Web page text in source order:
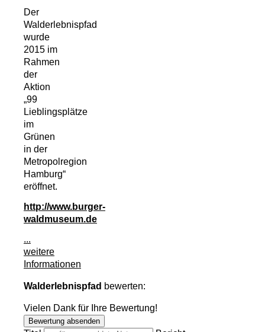
Der
Walderlebnispfad
wurde
2015 im
Rahmen
der
Aktion
„99
Lieblingsplätze
im
Grünen
in der
Metropolregion
Hamburg“
eröffnet.
http://www.burger-
waldmuseum.de
...
weitere
Informationen
Walderlebnispfad bewerten:
Vielen Dank für Ihre Bewertung!
Bewertung absenden